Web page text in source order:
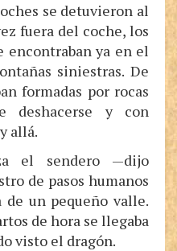
se detuvieron al
fuera del coche, los
encontraban ya en el
siniestras. De
formadas por rocas
deshacerse y con
allá.
el sendero —dijo
de pasos humanos
de un pequeño valle.
de hora se llegaba
visto el dragón.